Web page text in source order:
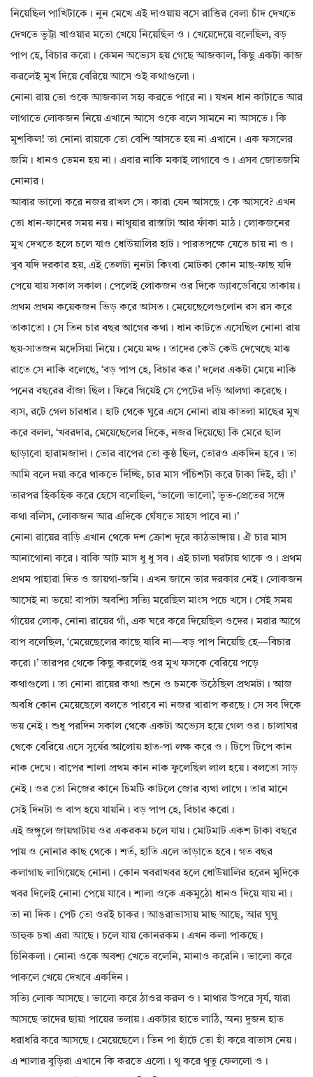
নিয়েছিল পাখিটাকে। নুন মেখে এই দাওয়ায় বসে রাত্তির বেলা চাঁদ দেখতে
দেখতে ভুট্টা খাওয়ার মতো খেয়ে নিয়েছিল ও। খেয়েদেয়ে বলেছিল, বড়
পাপ হে, বিচার করো। কেমন অভ্যেস হয় গেছে আজকাল, কিছু একটা কাজ
করলেই মুখ দিয়ে বেরিয়ে আসে ওই কথাগুলো।
নোনা রায় তো ওকে আজকাল সহ্য করতে পারে না। যখন ধান কাটাতে আর
লাগাতে লোকজন নিয়ে এখানে আসে ওকে বলে সামনে না আসতে। কি
মুশকিল! তা নোনা রায়কে তো বেশি আসতে হয় না এখানে। এক ফসলের
জমি। ধানও তেমন হয় না। এবার নাকি মকাই লাগাবে ও। এসব জোতজমি
নোনার।
আবার ভালো করে নজর রাখল সে। কারা যেন আসছে। কে আসবে? এখন
তো ধান-ফানের সময় নয়। নাথুয়ার রাস্তাটা আর ফাঁকা মাঠ। লোকজনের
মুখ দেখতে হলে চলে যাও ধোউয়ালির হাট। পারতপক্ষে যেতে চায় না ও।
খুব যদি দরকার হয়, এই তেলটা নুনটা কিংবা মোটকা কোন মাছ-ফাছ যদি
পেয়ে যায় সকাল সকাল। পেলেই লোকজন ওর দিকে ড্যাবডেবিয়ে তাকায়।
প্রথম প্রথম কয়েকজন ভিড় করে আসত। মেয়েছেলেগুলোন রস রস করে
তাকাতো। সে তিন চার বছর আগের কথা। ধান কাটতে এসেছিল নোনা রায়
ছয়-সাতজন মদেসিয়া নিয়ে। মেয়ে মদ্দ। তাদের কেউ কেউ দেখেছে মাঝ
রাতে সে নাকি বলেছে, ‘বড় পাপ হে, বিচার কর।’ দলের একটা মেয়ে নাকি
পনের বছরের বাঁজা ছিল। ফিরে গিয়েই সে পেটের দড়ি আলগা করেছে।
ব্যস, রটে গেল চারধার। হাট থেকে ঘুরে এসে নোনা রায় কাতলা মাছের মুখ
করে বলল, ‘খবরদার, মেয়েছেলের দিকে, নজর দিয়েছো কি মেরে ছাল
ছাড়াবো হারামজাদা। তোর বাপের তো কুষ্ঠ ছিল, তোরও একদিন হবে। তা
আমি বলে দয়া করে থাকতে দিচ্ছি, চার মাস পঁচিশটা করে টাকা দিই, হ্যাঁ।’
তারপর হিকহিক করে হেসে বলেছিল, ‘ভালো ভালো’, ভূত-প্রেতের সঙ্গে
কথা বলিস, লোকজন আর এদিকে ঘেঁষতে সাহস পাবে না।’
নোনা রায়ের বাড়ি এখান থেকে দশ ক্রোশ দূরে কাঠভাঙ্গায়। ঐ চার মাস
আনাগোনা করে। বাকি আট মাস ধু ধু সব। এই চালা ঘরটায় থাকে ও। প্রথম
প্রথম পাহারা দিত ও জায়গা-জমি। এখন জানে তার দরকার নেই। লোকজন
আসেই না ভয়ে! বাপটা অবশ্যি সত্যি মরেছিল মাংস পচে খসে। সেই সময়
গাঁয়ের লোক, নোনা রায়ের গাঁ, এক ঘরে করে দিয়েছিল ওদের। মরার আগে
বাপ বলেছিল, ‘মেয়েছেলের কাছে যাবি না—বড় পাপ নিয়েছি হে—বিচার
করো।’ তারপর থেকে কিছু করলেই ওর মুখ ফসকে বেরিয়ে পড়ে
কথাগুলো। তা নোনা রায়ের কথা শুনে ও চমকে উঠেছিল প্রথমটা। আজ
অবধি কোন মেয়েছেলে বলতে পারবে না নজর খারাপ করছে। সে সব দিকে
ভয় নেই। শুধু পরদিন সকাল থেকে একটা অভ্যেস হয়ে গেল ওর। চালাঘর
থেকে বেরিয়ে এসে সূর্যের আলোয় হাত-পা লক্ষ করে ও। টিপে টিপে কান
নাক দেখে। বাপের শালা প্রথম কান নাক ফুলেছিল লাল হয়ে। বলতো সাড়
নেই। ওর তো নিজের কানে চিমটি কাটলে জোর ব্যথা লাগে। তার মানে
সেই দিনটা ও বাপ হয়ে যায়নি। বড় পাপ হে, বিচার করো।
এই জঙ্গুলে জায়গাটায় ওর একরকম চলে যায়। মোটমাট একশ টাকা বছরে
পায় ও নোনার কাছ থেকে। শর্ত, হাতি এলে তাড়াতে হবে। গত বছর
কলাগাছ লাগিয়েছে নোনা। কোন খবরাখবর হলে ধোউয়ালির হরেন মুদিকে
খবর দিলেই নোনা পেয়ে যাবে। শালা ওকে একমুঠো ধানও দিয়ে যায় না।
তা না দিক। পেট তো ওরই চাকর। আঙরাভাসায় মাছ আছে, আর ঘুঘু
ডাহুক চখা এরা আছে। চলে যায় কোনরকম। এখন কলা পাকছে।
চিনিকলা। নোনা ওকে অবশ্য খেতে বলেনি, মানাও করেনি। ভালো করে
পাকলে খেয়ে দেখবে একদিন।
সত্যি লোক আসছে। ভালো করে ঠাওর করল ও। মাথার উপরে সূর্য, যারা
আসছে তাদের ছায়া পায়ের তলায়। একটার হাতে লাঠি, অন্য দুজন হাত
ধরাধরি করে আসছে। মেয়েছেলে। তিন পা হাঁটে তো হাঁ করে বাতাস নেয়।
এ শালার বুড়িরা এখানে কি করতে এলো। থু করে থুতু ফেললো ও।